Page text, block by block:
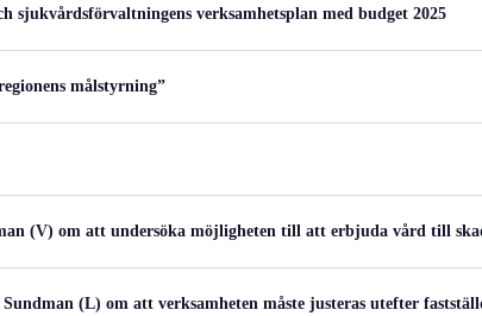
sjukvårdsförvaltningens verksamhetsplan med budget 2025
målstyrning”
(V) om att undersöka möjligheten till att erbjuda vård till
(L) om att verksamheten måste justeras utefter